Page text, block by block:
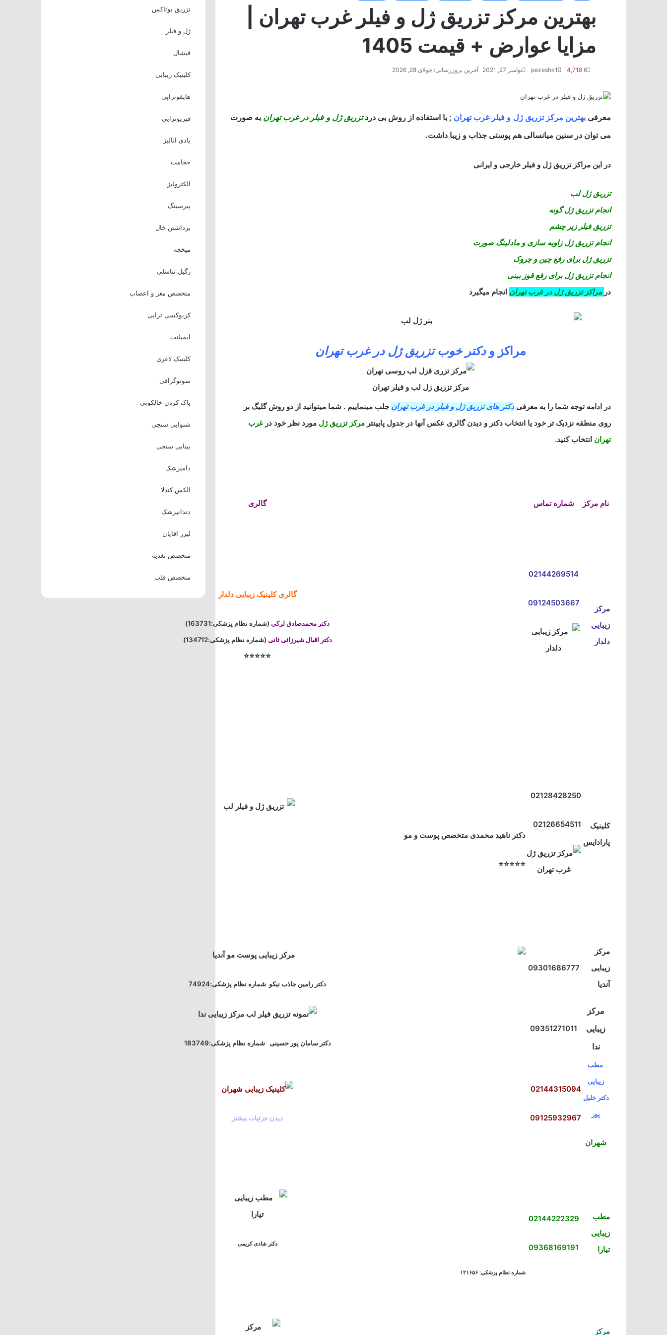
بهترین مرکز تزریق ژل و فیلر غرب تهران |
مزایا عوارض + قیمت 1405
pezeshk1 نوامبر 27, 2021 آخرین بروزرسانی: جولای 28, 2026 6
4,718
معرفی بهترین مرکز تزریق ژل و فیلر غرب تهران ; با استفاده از روش بی دردتزریق ژل و فیلر در غرب تهران به صورت
می توان در سنین میانسالی هم پوستی جذاب و زیبا داشت.
در این مراکز تزریق ژل و فیلر خارجی و ایرانی
تزریق ژل لب
انجام تزریق ژل گونه
تزریق فیلر زیر چشم
انجام تزریق ژل زاویه سازی و مادلینگ صورت
تزریق ژل برای رفع چین و چروک
انجام تزریق ژل برای رفع قوز بینی
در مراکز تزریق ژل در غرب تهران انجام میگیرد
مراکز ودکتر خوب تزریق ژل در غرب تهران
مرکز تزریق زل لب و فیلر تهران
در ادامه توجه شما را به معرفیدکتر های تزریق ژل و فیلر در غرب تهران جلب مینماییم . شما میتوانید از دو روش گلیگ بر
روی منطقه نزدیک تر خود یا انتخاب دکتر و دیدن گالری عکس آنها در جدول پایینترمرکز تزریق ژل مورد نظر خود درغرب
تهران انتخاب کنید.
نام مرکز شماره تماس گالری
مرکز
زیبایی
دلدار
02144269514
09124503667
گالری کلینیک زیبایی دلدار
دکتر محمدصادق لرکی(شماره نظام پزشکی:163731)
دکتر اقبال شیرزائی ثانی (شماره نظام پزشکی:134712)
⭐⭐⭐⭐⭐
کلینیک
پارادایس
02128428250
02126654511
دکتر ناهید محمدی متخصص پوست و مو
⭐⭐⭐⭐⭐
مرکز
زیبایی
آندیا
09301686777
دکتر رامین جاذب نیکو شماره نظام پزشکی:74924
مرکز
زیبایی
ندا
09351271011
دکتر سامان پور حسینی شماره نظام پزشکی:183749
مطب
زیبایی
دکتر خلیل
پور
شهران
02144315094
09125932967 دیدن جزئیات بیشتر
مطب
زیبایی
تیارا
02144222329
09368169191 دکتر شادی کریمی
شماره نظام پزشکی: ۱۲۱۶۵۶
مرکز
تزریق بوتاکس
ژل و فیلر
فیشال
کلینیک زیبایی
هایفوتراپی
فیزیوتراپی
بادی انالیز
حجامت
الکترولیز
پیرسینگ
برداشتن خال
میخچه
زگیل تناسلی
متخصص مغز و اعصاب
کربوکسی تراپی
ایمپلنت
کلینیک لاغری
سونوگرافی
پاک کردن خالکوبی
شنوایی سنجی
بینایی سنجی
دامپزشک
الکس کندلا
دندانپزشک
لیزر اقایان
متخصص تغذیه
متخصص قلب